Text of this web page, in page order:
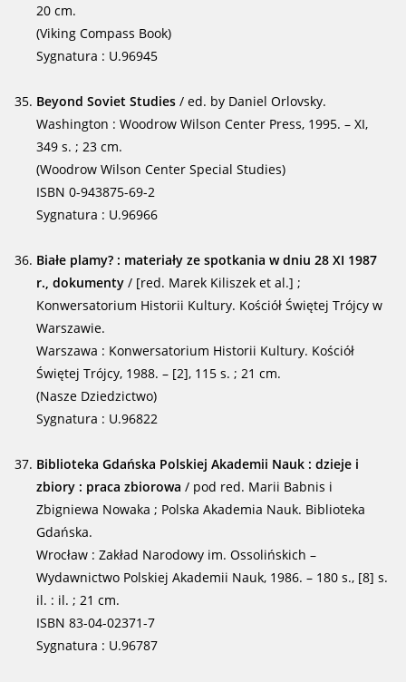
20 cm.
(Viking Compass Book)
Sygnatura : U.96945
Beyond Soviet Studies / ed. by Daniel Orlovsky.
Washington : Woodrow Wilson Center Press, 1995. – XI,
349 s. ; 23 cm.
(Woodrow Wilson Center Special Studies)
ISBN 0-943875-69-2
Sygnatura : U.96966
Białe plamy? : materiały ze spotkania w dniu 28 XI 1987
r., dokumenty / [red. Marek Kiliszek et al.] ;
Konwersatorium Historii Kultury. Kościół Świętej Trójcy w
Warszawie.
Warszawa : Konwersatorium Historii Kultury. Kościół
Świętej Trójcy, 1988. – [2], 115 s. ; 21 cm.
(Nasze Dziedzictwo)
Sygnatura : U.96822
Biblioteka Gdańska Polskiej Akademii Nauk : dzieje i
zbiory : praca zbiorowa / pod red. Marii Babnis i
Zbigniewa Nowaka ; Polska Akademia Nauk. Biblioteka
Gdańska.
Wrocław : Zakład Narodowy im. Ossolińskich –
Wydawnictwo Polskiej Akademii Nauk, 1986. – 180 s., [8] s.
il. : il. ; 21 cm.
ISBN 83-04-02371-7
Sygnatura : U.96787